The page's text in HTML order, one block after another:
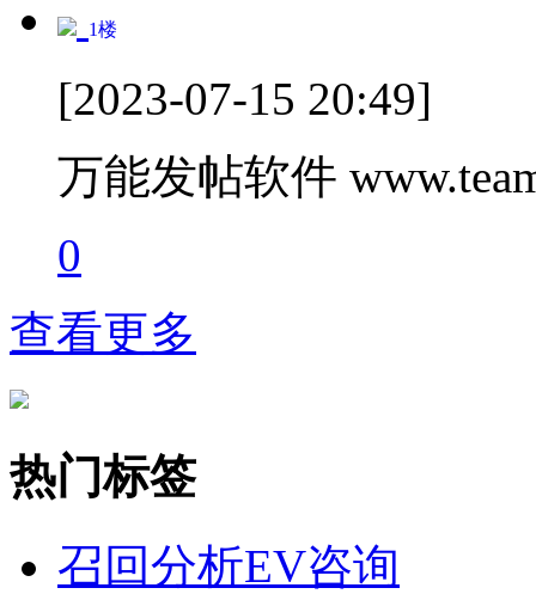
1楼
[2023-07-15 20:49]
万能发帖软件
0
查看更多
热门标签
召回分析EV咨询